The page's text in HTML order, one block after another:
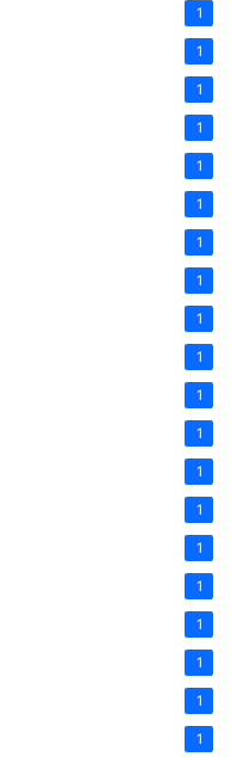
1
1
1
1
1
1
1
1
1
1
1
1
1
1
1
1
1
1
1
1